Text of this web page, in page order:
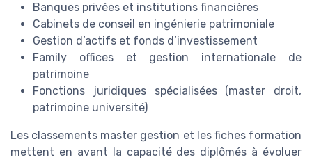
Banques privées et institutions financières
Cabinets de conseil en ingénierie patrimoniale
Gestion d’actifs et fonds d’investissement
Family offices et gestion internationale de
patrimoine
Fonctions juridiques spécialisées (master droit,
patrimoine université)
Les classements master gestion et les fiches formation
mettent en avant la capacité des diplômés à évoluer